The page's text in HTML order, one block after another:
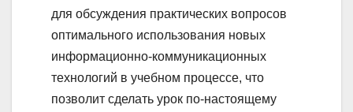
для обсуждения практических вопросов
оптимального использования новых
информационно-коммуникационных
технологий в учебном процессе, что
позволит сделать урок по-настоящему